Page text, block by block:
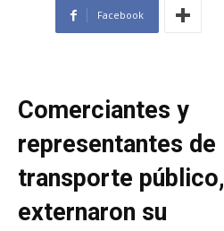
Facebook
Comerciantes y
representantes de
transporte público,
externaron su